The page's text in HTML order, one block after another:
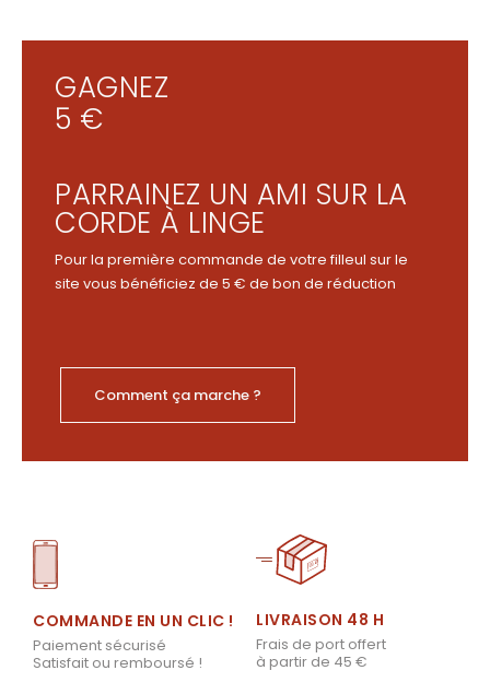
GAGNEZ
5 €
PARRAINEZ UN AMI SUR LA
CORDE À LINGE
Pour la première commande de votre filleul sur le
site vous bénéficiez de 5 € de bon de réduction
Comment ça marche ?
COMMANDE EN UN CLIC !
Paiement sécurisé
Satisfait ou remboursé !
LIVRAISON 48 H
Frais de port offert
à partir de 45 €